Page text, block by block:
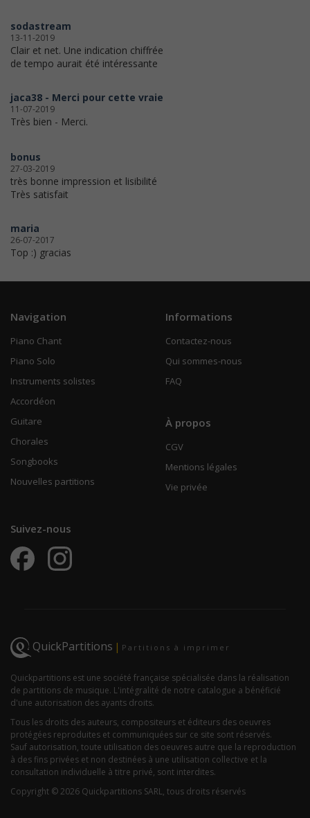
sodastream
13-11-2019
Clair et net. Une indication chiffrée
de tempo aurait été intéressante
jaca38 - Merci pour cette vraie
11-07-2019
Très bien - Merci.
bonus
27-03-2019
très bonne impression et lisibilité
Très satisfait
maria
26-07-2017
Top :) gracias
Navigation
Piano Chant
Piano Solo
Instruments solistes
Accordéon
Guitare
Chorales
Songbooks
Nouvelles partitions
Informations
Contactez-nous
Qui sommes-nous
FAQ
À propos
CGV
Mentions légales
Vie privée
Suivez-nous
QuickPartitions | Partitions à imprimer
Quickpartitions est une société française spécialisée dans la réalisation
de partitions de musique. L'intégralité de notre catalogue a bénéficié
d'une autorisation des ayants droits.
Tous les droits des auteurs, compositeurs et éditeurs des oeuvres
protégées reproduites et communiquées sur ce site sont réservés.
Sauf autorisation, toute utilisation des oeuvres autre que la reproduction
à des fins privées et non destinées à une utilisation collective et la
consultation individuelle à titre privé, sont interdites.
Copyright © 2026 Quickpartitions SARL, tous droits réservés